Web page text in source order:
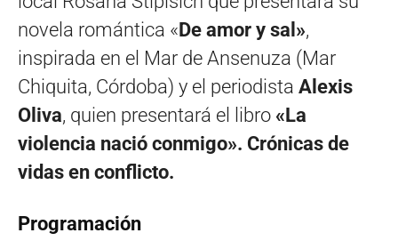
novela romántica «De amor y sal»,
inspirada en el Mar de Ansenuza (Mar
Chiquita, Córdoba) y el periodista Alexis
Oliva, quien presentará el libro «La
violencia nació conmigo». Crónicas de
vidas en conflicto.
Programación